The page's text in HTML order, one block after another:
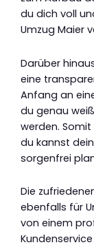
du dich voll
Umzug Maier
Darüber
eine
Anfang an
du genau
werden.
du kannst
sorgenfrei
Die
ebenfalls für
von einem